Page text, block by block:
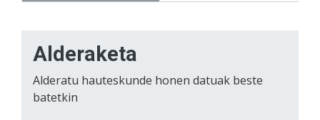
Alderaketa
Alderatu hauteskunde honen datuak beste
batetkin